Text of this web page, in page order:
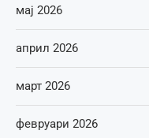
мај 2026
април 2026
март 2026
февруари 2026